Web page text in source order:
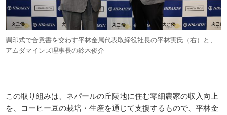
調印式で合意書を交わす平林金属代表取締役社長の平林実氏（右）と、
アムダマインズ理事長の鈴木俊介
この取り組みは、ネパールの丘陵地に住む零細農家の収入向上
を、コーヒー豆の栽培・生産を通じて支援するもので、平林金